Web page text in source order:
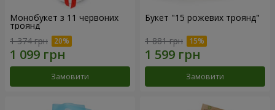
Монобукет з 11 червоних
троянд
1 374 грн
Замовити
Букет "15 рожевих троянд"
1 881 грн
Замовити